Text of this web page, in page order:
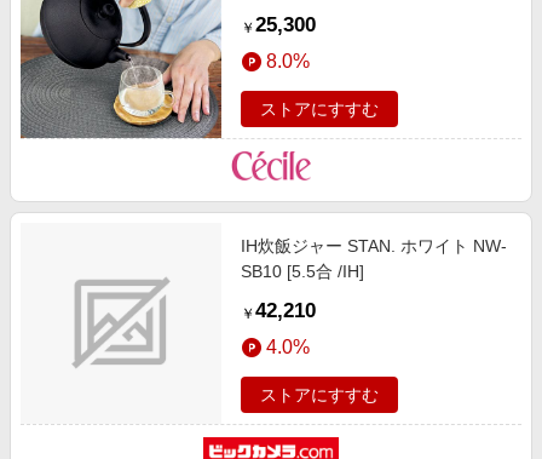
￥ 25,300
8.0%
ストアにすすむ
IH炊飯ジャー STAN. ホワイト NW-
SB10 [5.5合 /IH]
￥ 42,210
4.0%
ストアにすすむ